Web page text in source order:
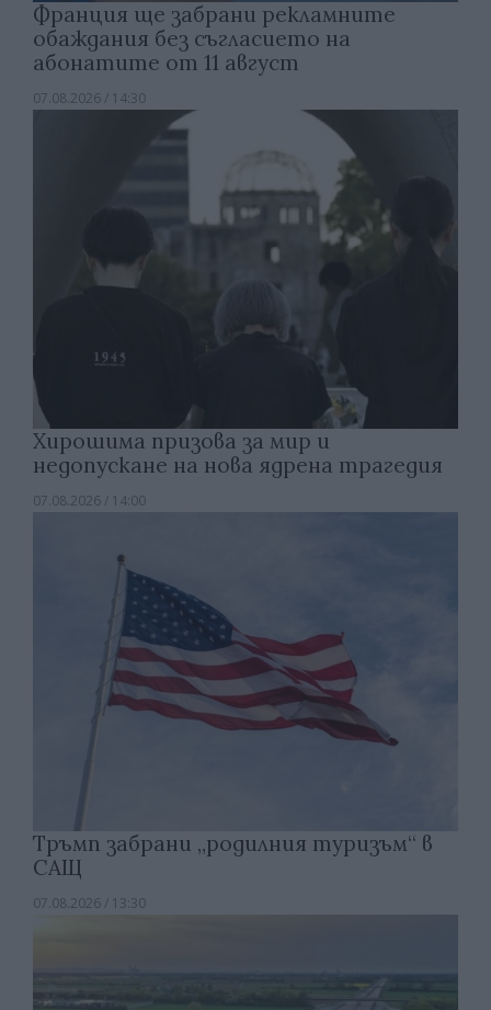
Франция ще забрани рекламните
обаждания без съгласието на
абонатите от 11 август
07.08.2026 / 14:30
Хирошима призова за мир и
недопускане на нова ядрена трагедия
07.08.2026 / 14:00
Тръмп забрани „родилния туризъм“ в
САЩ
07.08.2026 / 13:30